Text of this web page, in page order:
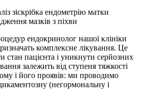
зіскрібка ендометрію матки
мазків з піхви
ендокринолог нашої клініки
комплексне лікування. Це
стан пацієнта і уникнути серйозних
залежить від ступеня тяжкості
і його проявів: ми проводимо
(негормональну і